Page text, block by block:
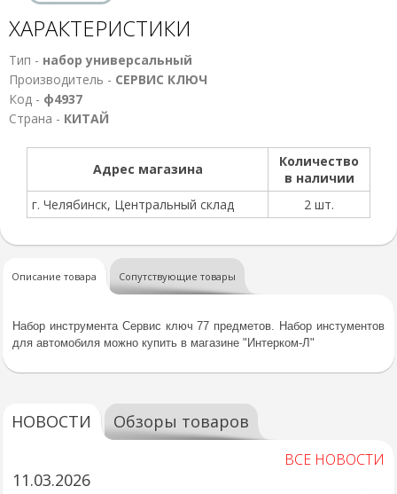
ХАРАКТЕРИСТИКИ
Тип - набор универсальный
Производитель - СЕРВИС КЛЮЧ
Код - ф4937
Страна - КИТАЙ
Адрес магазина
Количество
в наличии
г. Челябинск, Центральный склад
2 шт.
Описание товара Сопутствующие товары
Набор инструмента Сервис ключ 77 предметов. Набор инстументов
для автомобиля можно купить в магазине "Интерком-Л"
НОВОСТИ Обзоры товаров
ВСЕ НОВОСТИ
11.03.2026